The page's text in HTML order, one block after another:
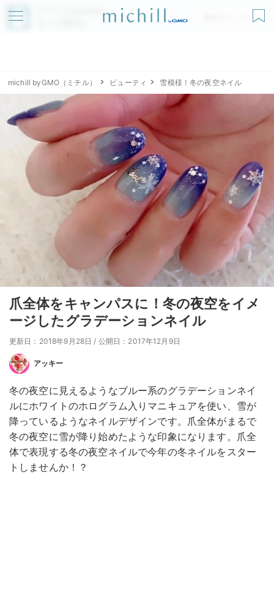
アプリでmichillが
無料ダウンロード
michill byGMO（ミチル） ビューティ 雪模様！冬の夜空ネイル
爪全体をキャンパスに！冬の夜空をイメ
ージしたグラデーションネイル
更新日：2018年9月28日 / 公開日：2017年12月9日
アッキー
冬の夜空に見えるようなブルー系のグラデーションネイ
ルにホワイトのホログラム入りマニキュアを使い、雪が
降っているようなネイルデザインです。爪全体がまるで
冬の夜空に雪が降り始めたような印象になります。爪全
体で表現する冬の夜空ネイルで今年の冬ネイルをスター
トしませんか！？